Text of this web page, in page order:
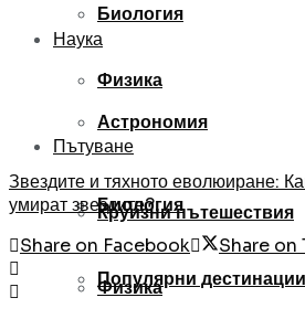
Наука
Астрономия
Биология
Физика
Биология
Физика
Пътуване
Круизни пътешествия
Популярни дестинации
Звездите и тяхното еволюиране:
умират звездите?
Share on Facebook
Share